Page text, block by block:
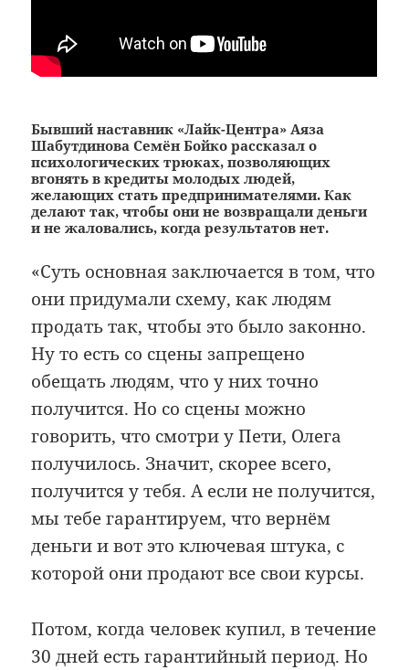
Бывший наставник «Лайк-Центра» Аяза
Шабутдинова Семён Бойко рассказал о
психологических трюках, позволяющих
вгонять в кредиты молодых людей,
желающих стать предпринимателями. Как
делают так, чтобы они не возвращали деньги
и не жаловались, когда результатов нет.
«Суть основная заключается в том, что
они придумали схему, как людям
продать так, чтобы это было законно.
Ну то есть со сцены запрещено
обещать людям, что у них точно
получится. Но со сцены можно
говорить, что смотри у Пети, Олега
получилось. Значит, скорее всего,
получится у тебя. А если не получится,
мы тебе гарантируем, что вернём
деньги и вот это ключевая штука, с
которой они продают все свои курсы.
Потом, когда человек купил, в течение
30 дней есть гарантийный период. Но